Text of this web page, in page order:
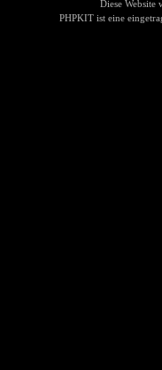
Diese Website
PHPKIT ist eine